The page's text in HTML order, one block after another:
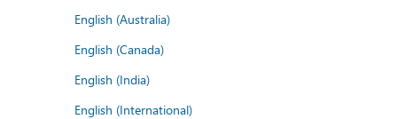
English (Australia)
English (Canada)
English (India)
English (International)